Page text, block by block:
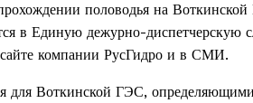
половодья на
в Единую дежурно-диспетчерскую
компании РусГидро и в СМИ.
для Воткинской ГЭС,